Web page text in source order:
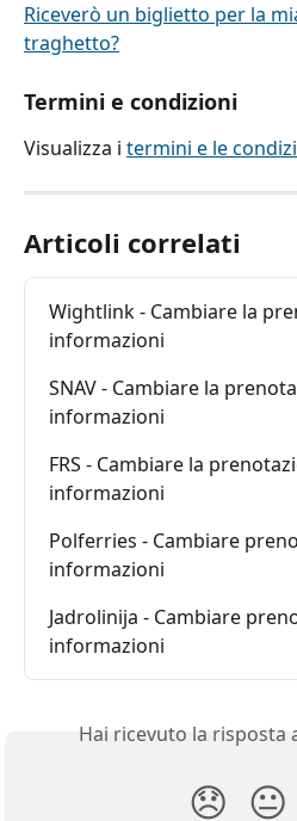
Riceverò un biglietto per la
traghetto?
Termini e condizioni
Visualizza i termini e le
Articoli correlati
Wightlink - Cambiare la
informazioni
SNAV - Cambiare la
informazioni
FRS - Cambiare la
informazioni
Polferries - Cambiare
informazioni
Jadrolinija - Cambiare
informazioni
Hai ricevuto la risposta
😞 😐